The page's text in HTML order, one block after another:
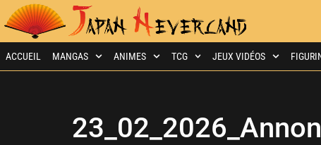
ACCUEIL MANGAS ANIMES TCG JEUX VIDÉOS